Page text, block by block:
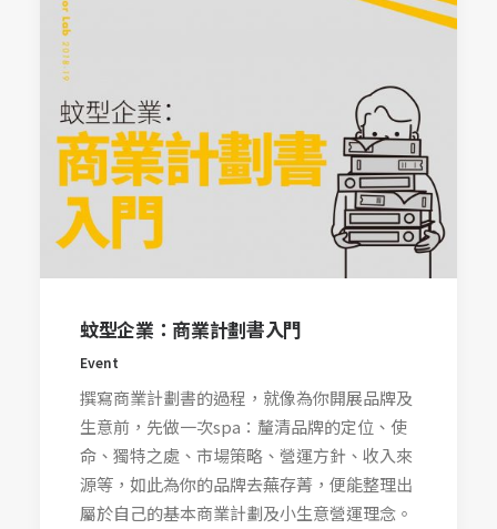
蚊型企業：商業計劃書入門
Event
撰寫商業計劃書的過程，就像為你開展品牌及
生意前，先做一次spa：釐清品牌的定位、使
命、獨特之處、市場策略、營運方針、收入來
源等，如此為你的品牌去蕪存菁，便能整理出
屬於自己的基本商業計劃及小生意營運理念。